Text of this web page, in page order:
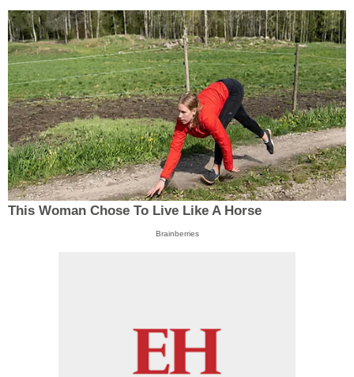
This Woman Chose To Live Like A Horse
Brainberries